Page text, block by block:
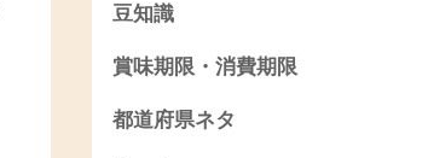
豆知識
賞味期限・消費期限
都道府県ネタ